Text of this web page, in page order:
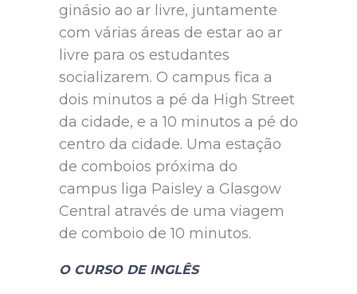
ginásio ao ar livre, juntamente
com várias áreas de estar ao ar
livre para os estudantes
socializarem. O campus fica a
dois minutos a pé da High Street
da cidade, e a 10 minutos a pé do
centro da cidade. Uma estação
de comboios próxima do
campus liga Paisley a Glasgow
Central através de uma viagem
de comboio de 10 minutos.
O CURSO DE INGLÊS